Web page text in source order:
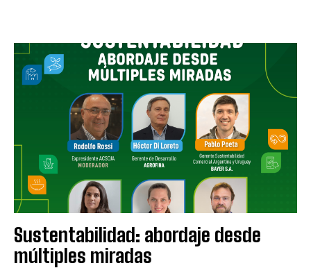
Sustentabilidad: abordaje desde
múltiples miradas